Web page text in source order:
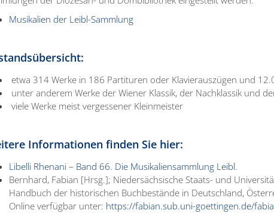
Musikalien der Leibl-Sammlung
etwa 314 Werke in 186 Partituren oder Klavierauszügen und
unter anderem Werke der Wiener Klassik, der Nachklassik und
viele Werke meist vergessener Kleinmeister
Informationen finden Sie hier:
Libelli Rhenani – Band 66. Die Musikaliensammlung Leibl.
Bernhard, Fabian [Hrsg.]; Niedersächsische Staats- und
Handbuch der historischen Buchbestände in Deutschland,
Online verfügbar unter: https://fabian.sub.uni-goettingen.de/